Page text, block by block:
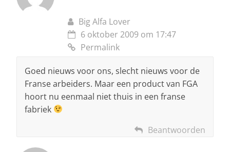
Big Alfa Lover
6 oktober 2009 om 17:47
Permalink
Goed nieuws voor ons, slecht nieuws voor de
Franse arbeiders. Maar een product van FGA
hoort nu eenmaal niet thuis in een franse
fabriek
Beantwoorden